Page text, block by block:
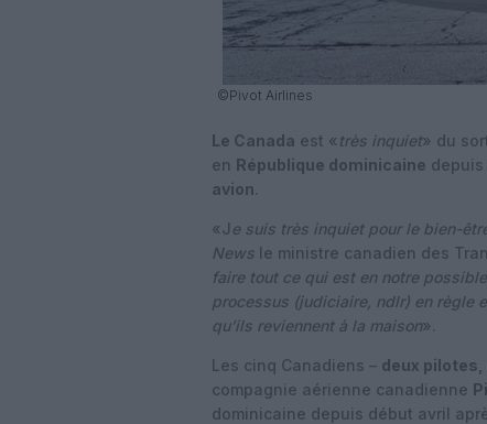
©Pivot Airlines
Le Canada est « très inquiet» du
en République dominicaine
avion.
«J e suis très inquiet pour le bien-
News le ministre canadien des
faire tout ce qui est en notre
processus (judiciaire, ndlr) en règle
qu’ils reviennent à la maison».
Les cinq Canadiens – deux pilotes,
compagnie aérienne canadienne
dominicaine depuis début avril